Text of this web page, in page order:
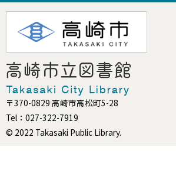
〒370-0829 高崎市高松町5-28
Tel：027-322-7919
© 2022 Takasaki Public Library.